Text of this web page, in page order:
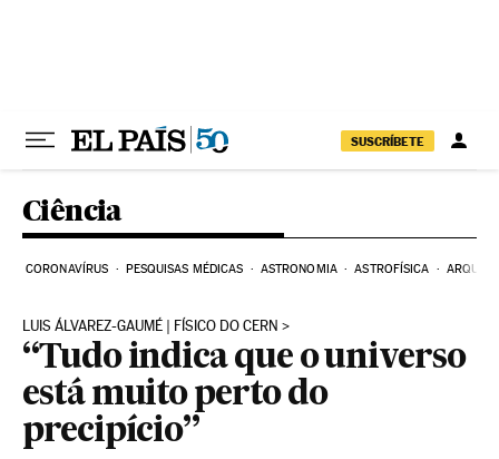
SUSCRÍBETE
Ciência
CORONAVÍRUS PESQUISAS MÉDICAS ASTRONOMIA ASTROFÍSICA
LUIS ÁLVAREZ-GAUMÉ | FÍSICO DO CERN
“Tudo indica que o universo
está muito perto do
precipício”